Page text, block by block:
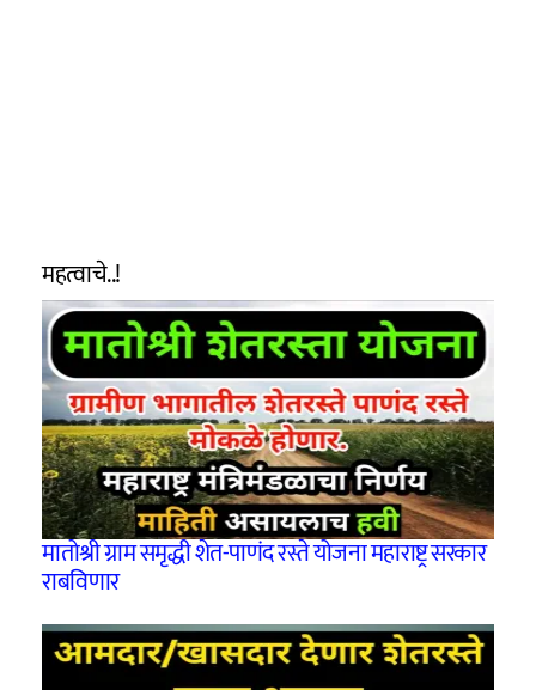
महत्वाचे..!
मातोश्री ग्राम समृद्धी शेत-पाणंद रस्ते योजना महाराष्ट्र सरकार
राबविणार